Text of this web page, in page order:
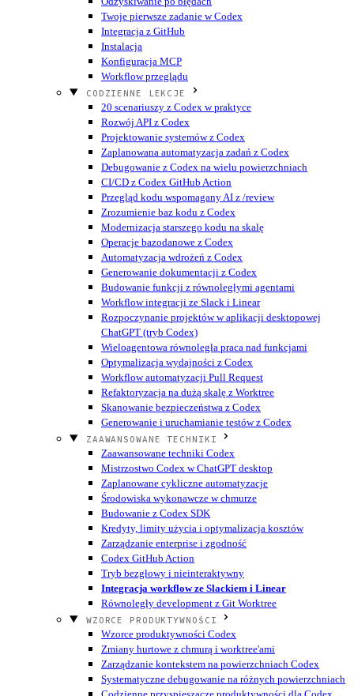
Twoje pierwsze zadanie w Codex
Integracja z GitHub
Instalacja
Konfiguracja MCP
Workflow przeglądu
CODZIENNE LEKCJE
20 scenariuszy z Codex w praktyce
Rozwój API z Codex
Projektowanie systemów z Codex
Zaplanowana automatyzacja zadań z Codex
Debugowanie z Codex na wielu powierzchniach
CI/CD z Codex GitHub Action
Przegląd kodu wspomagany AI z /review
Zrozumienie baz kodu z Codex
Modernizacja starszego kodu na skalę
Operacje bazodanowe z Codex
Automatyzacja wdrożeń z Codex
Generowanie dokumentacji z Codex
Budowanie funkcji z równoległymi agentami
Workflow integracji ze Slack i Linear
Rozpoczynanie projektów w aplikacji desktopowej
ChatGPT (tryb Codex)
Wieloagentowa równoległa praca nad funkcjami
Optymalizacja wydajności z Codex
Workflow automatyzacji Pull Request
Refaktoryzacja na dużą skalę z Worktree
Skanowanie bezpieczeństwa z Codex
Generowanie i uruchamianie testów z Codex
ZAAWANSOWANE TECHNIKI
Zaawansowane techniki Codex
Mistrzostwo Codex w ChatGPT desktop
Zaplanowane cykliczne automatyzacje
Środowiska wykonawcze w chmurze
Budowanie z Codex SDK
Kredyty, limity użycia i optymalizacja kosztów
Zarządzanie enterprise i zgodność
Codex GitHub Action
Tryb bezgłowy i nieinteraktywny
Integracja workflow ze Slackiem i Linear
Równoległy development z Git Worktree
WZORCE PRODUKTYWNOŚCI
Wzorce produktywności Codex
Zmiany hurtowe z chmurą i worktree'ami
Zarządzanie kontekstem na powierzchniach Codex
Systematyczne debugowanie na różnych powierzchniach